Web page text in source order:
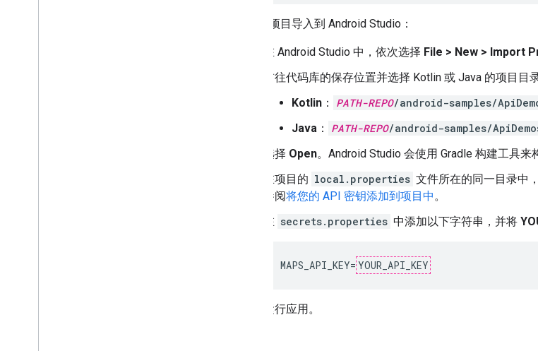
将示例项目导入到 Android Studio：
在 Android Studio 中，依次选择 File > New > Import
前往代码库的保存位置并选择 Kotlin 或 Java 的项目目
Kotlin ： PATH-REPO/android-samples/
Java ： PATH-REPO/android-samples/
选择 Open。Android Studio 会使用 Gradle 构建工具来
在项目的 local.properties 文件所在的同一目录中
参阅将您的 API 密钥添加到项目中。
在 secrets.properties 中添加以下字符串，并将
MAPS_API_KEY= YOUR_API_KEY
运行应用。